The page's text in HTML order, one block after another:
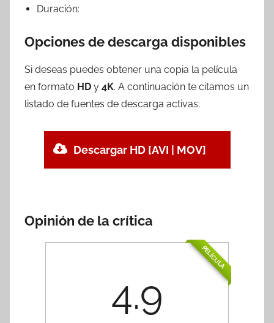
Duración:
Opciones de descarga disponibles
Si deseas puedes obtener una copia la película
en formato HD y 4K. A continuación te citamos un
listado de fuentes de descarga activas:
Descargar HD [AVI | MOV]
Opinión de la crítica
PELÍCULA
4.9